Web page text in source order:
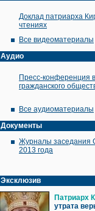
Доклад патриарха
чтениях
Все видеоматериалы
Аудио
Пресс-конференция
гражданского
Все аудиоматериалы
Документы
Журналы заседания
2013 года
Эксклюзив
Патриарх
утрата